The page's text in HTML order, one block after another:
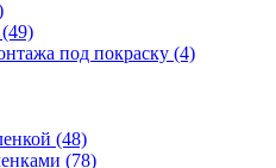
под покраску (4)
(48)
(78)